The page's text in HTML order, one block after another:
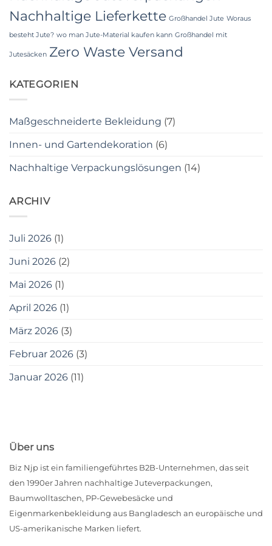
Nachhaltige Lieferkette Großhandel Jute Woraus
besteht Jute? wo man Jute-Material kaufen kann Großhandel mit
Jutesäcken Zero Waste Versand
KATEGORIEN
Maßgeschneiderte Bekleidung (7)
Innen- und Gartendekoration (6)
Nachhaltige Verpackungslösungen (14)
ARCHIV
Juli 2026 (1)
Juni 2026 (2)
Mai 2026 (1)
April 2026 (1)
März 2026 (3)
Februar 2026 (3)
Januar 2026 (11)
Über uns
Biz Njp ist ein familiengeführtes B2B-Unternehmen, das seit
den 1990er Jahren nachhaltige Juteverpackungen,
Baumwolltaschen, PP-Gewebesäcke und
Eigenmarkenbekleidung aus Bangladesch an europäische und
US-amerikanische Marken liefert.